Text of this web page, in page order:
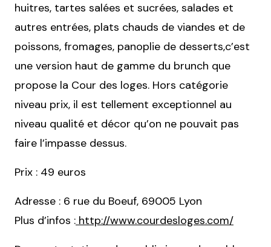
huitres, tartes salées et sucrées, salades et
autres entrées, plats chauds de viandes et de
poissons, fromages, panoplie de desserts,c’est
une version haut de gamme du brunch que
propose la Cour des loges. Hors catégorie
niveau prix, il est tellement exceptionnel au
niveau qualité et décor qu’on ne pouvait pas
faire l’impasse dessus.
Prix : 49 euros
Adresse : 6 rue du Boeuf, 69005 Lyon
Plus d’infos : http://www.courdesloges.com/